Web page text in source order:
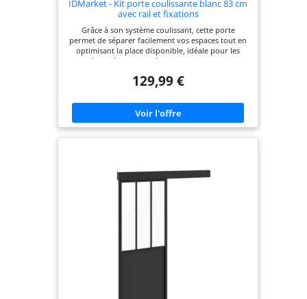
IDMarket - Kit porte coulissante blanc 83 cm
avec rail et fixations
Grâce à son système coulissant, cette porte
permet de séparer facilement vos espaces tout en
optimisant la place disponible, idéale pour les
pièces où chaque mètre compte Son style
quel style de décoration, apportant une touche
installer, ce kit complet avec rail et fixations vous
permet de mettre en place rapidement une
solution pratique et esthétique au quotidien
cm - Kit porte coulissante avec rail, fixations, guide
au sol et 2 poignées
129,99 €